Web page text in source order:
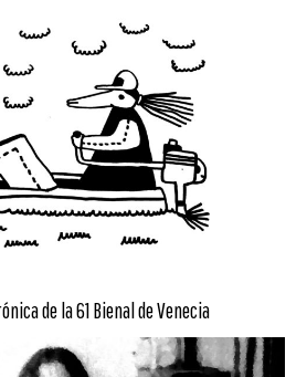
de la 61 Bienal de Venecia